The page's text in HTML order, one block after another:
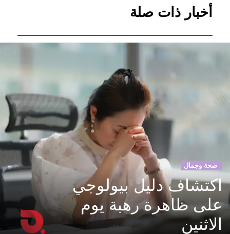
أخبار ذات صلة
صحة وجمال
اكتشاف دليل بيولوجي
على ظاهرة رهبة يوم
الاثنين